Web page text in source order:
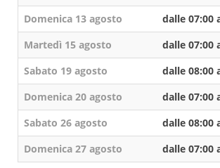
Domenica 13 agosto
dalle 07:00
Martedì 15 agosto
dalle 07:00
Sabato 19 agosto
dalle 08:00
Domenica 20 agosto
dalle 07:00
Sabato 26 agosto
dalle 08:00
Domenica 27 agosto
dalle 07:00